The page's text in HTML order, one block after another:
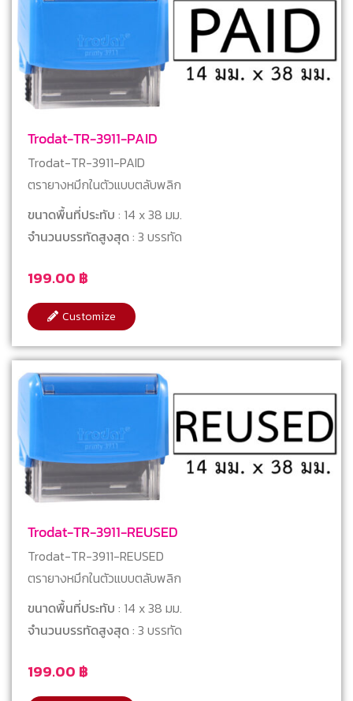
Trodat-TR-3911-PAID
199.00 ฿
Trodat-TR-3911-PAID
ตรายางหมึกในตัวแบบตลับพลิก
ขนาดพื้นที่ประทับ : 14 x 38 มม.
จำนวนบรรทัดสูงสุด: 3 บรรทัด
Customize
Trodat-TR-3911-REUSED
199.00 ฿
Trodat-TR-3911-REUSED
ตรายางหมึกในตัวแบบตลับพลิก
ขนาดพื้นที่ประทับ : 14 x 38 มม.
จำนวนบรรทัดสูงสุด: 3 บรรทัด